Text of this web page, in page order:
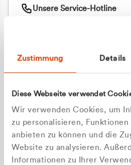
Zustimmung Details
Diese Webseite verwendet
Wir verwenden Cookies, um
zu personalisieren,
anbieten zu können und die
Website zu analysieren.
Informationen zu Ihrer
Unsere Service-Hotline
+49 177 8376058